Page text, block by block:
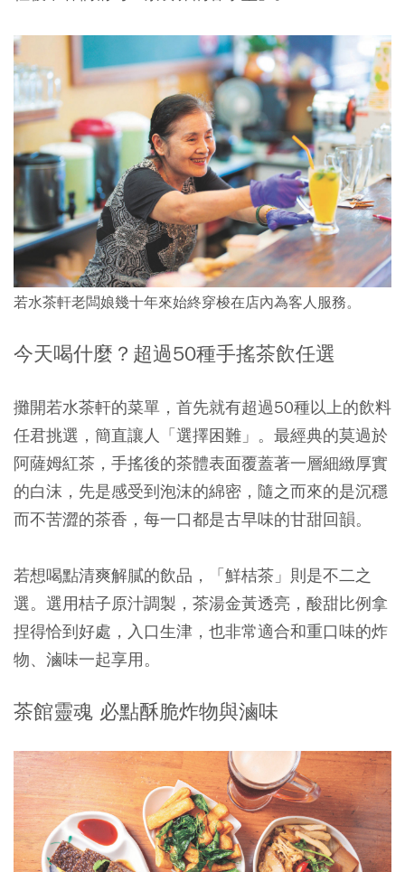
若水茶軒老闆娘幾十年來始終穿梭在店內為客人服務。
今天喝什麼？超過50種手搖茶飲任選
攤開若水茶軒的菜單，首先就有超過50種以上的飲料
任君挑選，簡直讓人「選擇困難」。最經典的莫過於
阿薩姆紅茶，手搖後的茶體表面覆蓋著一層細緻厚實
的白沫，先是感受到泡沫的綿密，隨之而來的是沉穩
而不苦澀的茶香，每一口都是古早味的甘甜回韻。
若想喝點清爽解膩的飲品，「鮮桔茶」則是不二之
選。選用桔子原汁調製，茶湯金黃透亮，酸甜比例拿
捏得恰到好處，入口生津，也非常適合和重口味的炸
物、滷味一起享用。
茶館靈魂 必點酥脆炸物與滷味